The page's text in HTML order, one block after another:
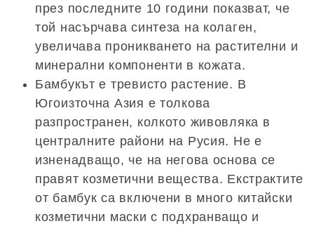
през последните 10 години показват, че
той насърчава синтеза на колаген,
увеличава проникването на растителни и
минерални компоненти в кожата.
Бамбукът е тревисто растение. В
Югоизточна Азия е толкова
разпространен, колкото живовляка в
централните райони на Русия. Не е
изненадващо, че на негова основа се
правят козметични вещества. Екстрактите
от бамбук са включени в много китайски
козметични маски с подхранващо и